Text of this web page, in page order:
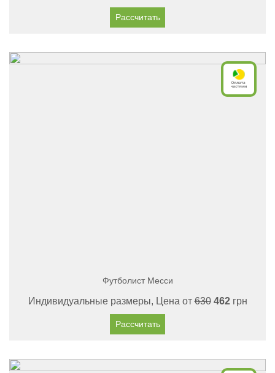
Рассчитать
Футболист Месси
Индивидуальные размеры, Цена от630 462грн
Рассчитать